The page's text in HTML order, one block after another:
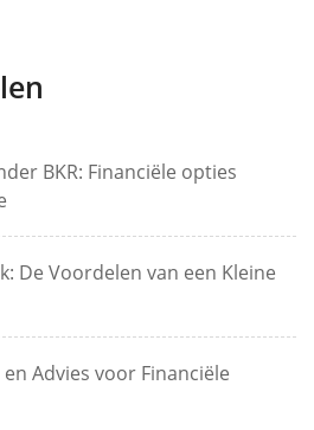
BKR: Financiële opties
De Voordelen van een Kleine
Advies voor Financiële